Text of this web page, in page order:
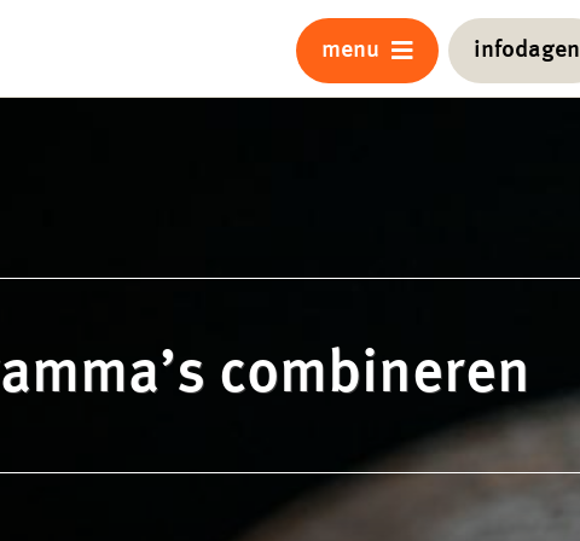
menu infodagen
combineren